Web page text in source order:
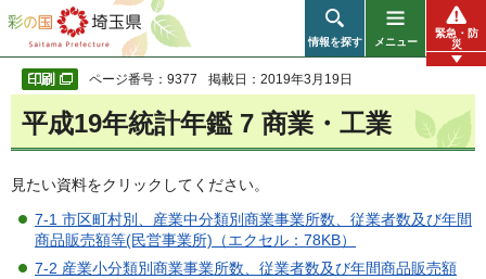
彩の国 埼玉県
情報を探す メニュー
緊急・防
災
ページ番号：9377 掲載日：2019年3月19日
平成19年統計年鑑 7 商業・工業
見たい資料をクリックしてください。
7-1 市区町村別、産業中分類別商業事業所数、従業者数及び年間
商品販売額等(民営事業所)（エクセル：78KB）
7-2 産業小分類別商業事業所数、従業者数及び年間商品販売額